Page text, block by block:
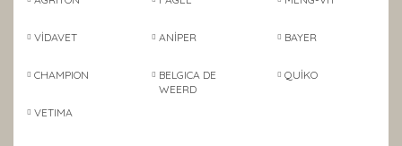
VİDAVET ANİPER BAYER
CHAMPION
BELGICA DE
WEERD
QUİKO
VETIMA